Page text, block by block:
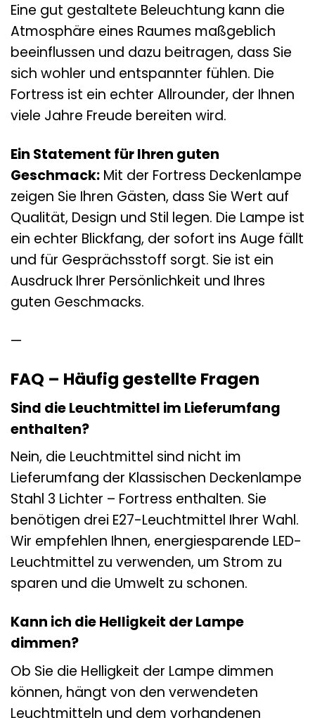
Eine gut gestaltete Beleuchtung kann die
Atmosphäre eines Raumes maßgeblich
beeinflussen und dazu beitragen, dass Sie
sich wohler und entspannter fühlen. Die
Fortress ist ein echter Allrounder, der Ihnen
viele Jahre Freude bereiten wird.
Ein Statement für Ihren guten
Geschmack: Mit der Fortress Deckenlampe
zeigen Sie Ihren Gästen, dass Sie Wert auf
Qualität, Design und Stil legen. Die Lampe ist
ein echter Blickfang, der sofort ins Auge fällt
und für Gesprächsstoff sorgt. Sie ist ein
Ausdruck Ihrer Persönlichkeit und Ihres
guten Geschmacks.
—
FAQ – Häufig gestellte Fragen
Sind die Leuchtmittel im Lieferumfang
enthalten?
Nein, die Leuchtmittel sind nicht im
Lieferumfang der Klassischen Deckenlampe
Stahl 3 Lichter – Fortress enthalten. Sie
benötigen drei E27-Leuchtmittel Ihrer Wahl.
Wir empfehlen Ihnen, energiesparende LED-
Leuchtmittel zu verwenden, um Strom zu
sparen und die Umwelt zu schonen.
Kann ich die Helligkeit der Lampe
dimmen?
Ob Sie die Helligkeit der Lampe dimmen
können, hängt von den verwendeten
Leuchtmitteln und dem vorhandenen